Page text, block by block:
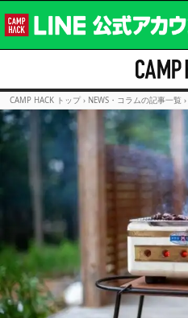
CAMP HACK トップ › NEWS・コラムの記事一覧 ›